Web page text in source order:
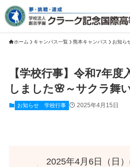
ホーム キャンパス一覧 熊本キャンパス お知ら
【学校行事】令和7年度
しました🌸～サクラ舞
お知らせ 学校行事 2025年4月15日
2025年4月6日（日